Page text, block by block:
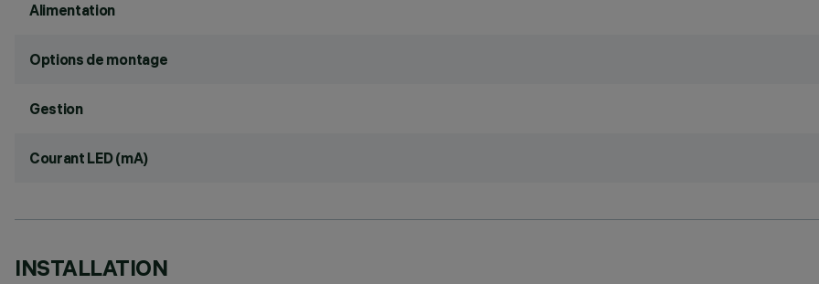
Alimentation
Options de montage
Gestion
Courant LED (mA)
INSTALLATION